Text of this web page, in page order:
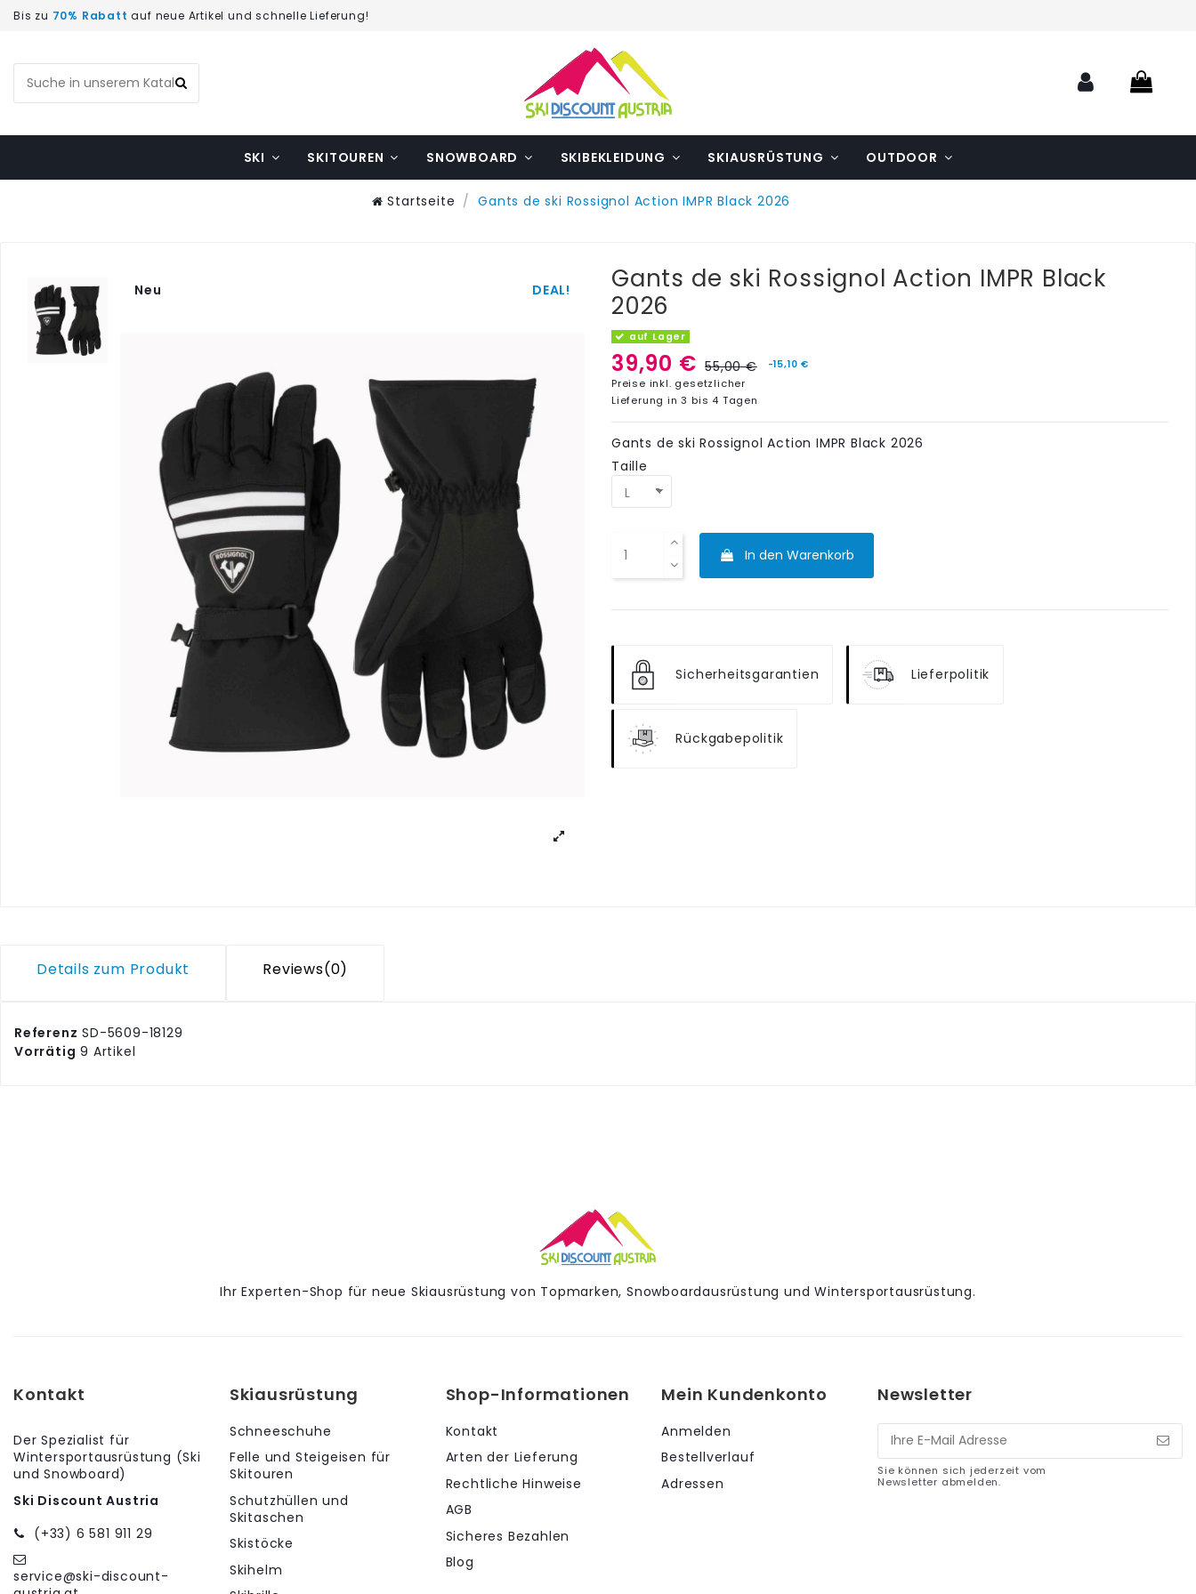
Bis zu 70% Rabatt auf neue Artikel und schnelle Lieferung!
SKI SKITOUREN SNOWBOARD SKIBEKLEIDUNG SKIAUSRÜSTUNG OUTDOOR
Startseite Gants de ski Rossignol Action IMPR Black 2026
DEAL!
Neu
Gants de ski Rossignol Action IMPR Black
2026
auf Lager
39,90 € 55,00 € -15,10 €
Preise inkl. gesetzlicher
Lieferung in 3 bis 4 Tagen
Gants de ski Rossignol Action IMPR Black 2026
Taille
In den Warenkorb
Sicherheitsgarantien Lieferpolitik
Rückgabepolitik
Details zum Produkt Reviews(0)
Referenz SD-5609-18129
Vorrätig 9 Artikel
Ihr Experten-Shop für neue Skiausrüstung von Topmarken, Snowboardausrüstung und Wintersportausrüstung.
Kontakt
Der Spezialist für
Wintersportausrüstung (Ski
und Snowboard)
Ski Discount Austria
(+33) 6 581 911 29
service@ski-discount-
Skiausrüstung
Schneeschuhe
Felle und Steigeisen für
Skitouren
Schutzhüllen und
Skitaschen
Skistöcke
Skihelm
Shop-Informationen
Kontakt
Arten der Lieferung
Rechtliche Hinweise
AGB
Sicheres Bezahlen
Blog
Mein Kundenkonto
Anmelden
Bestellverlauf
Adressen
Newsletter
Sie können sich jederzeit vom
Newsletter abmelden.